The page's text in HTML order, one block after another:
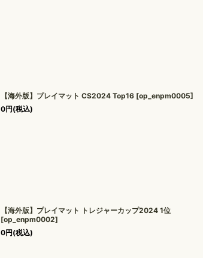
【海外版】プレイマット CS2024 Top16 [op_enpm0005]
0円(税込)
【海外版】プレイマット トレジャーカップ2024 1位
[op_enpm0002]
0円(税込)